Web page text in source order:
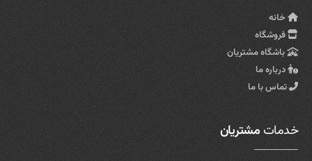
خانه
فروشگاه
باشگاه مشتریان
درباره ما
تماس با ما
خدمات مشتریان